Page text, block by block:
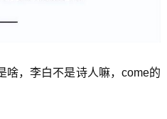
啥，李白不是诗人嘛，come的